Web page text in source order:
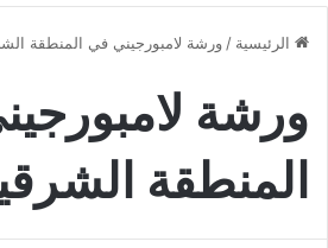
الرئيسية / ورشة لامبورجيني في المنطقة
ورشة
المنطقة